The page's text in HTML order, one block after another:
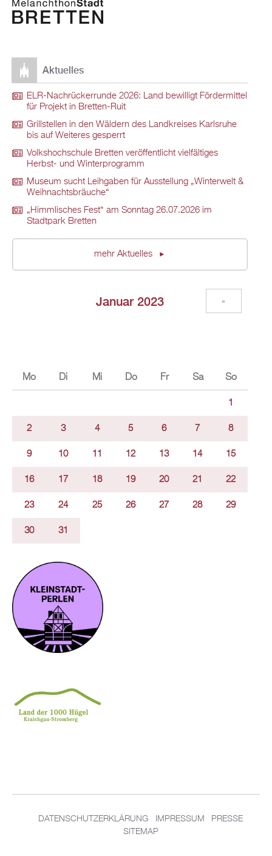
Aktuelles
ELR-Nachrückerrunde 2026: Land bewilligt Fördermittel
für Projekt in Bretten-Ruit
Grillstellen in den Wäldern des Landkreises Karlsruhe
bis auf Weiteres gesperrt
Volkshochschule Bretten veröffentlicht vielfältiges
Herbst- und Winterprogramm
Museum sucht Leihgaben für Ausstellung „Winterwelt &
Weihnachtsbräuche“
„Himmlisches Fest“ am Sonntag 26.07.2026 im
Stadtpark Bretten
mehr Aktuelles
Januar 2023 »
Mo Di Mi Do Fr Sa So
1
2 3 4 5 6 7 8
9 10 11 12 13 14 15
16 17 18 19 20 21 22
23 24 25 26 27 28 29
30 31
DATENSCHUTZERKLÄRUNG IMPRESSUM
PRESSE
SITEMAP